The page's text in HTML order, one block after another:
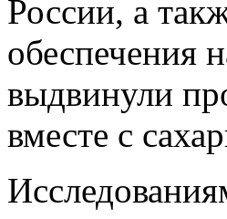
России, а
обеспечения
выдвинули
вместе с